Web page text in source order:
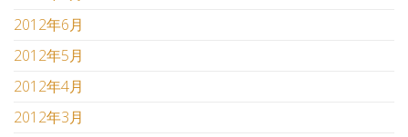
2012年6月
2012年5月
2012年4月
2012年3月